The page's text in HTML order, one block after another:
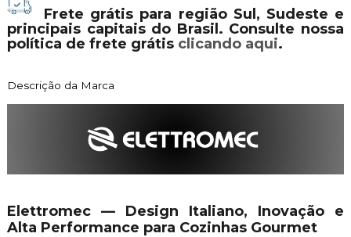
Frete grátis para região Sul, Sudeste e
principais capitais do Brasil. Consulte nossa
política de frete grátis clicando aqui.
Descrição da Marca
Elettromec — Design Italiano, Inovação e
Alta Performance para Cozinhas Gourmet